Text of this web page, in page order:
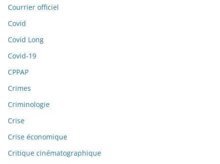
Courrier officiel
Covid
Covid Long
Covid-19
CPPAP
Crimes
Criminologie
Crise
Crise économique
Critique cinématographique